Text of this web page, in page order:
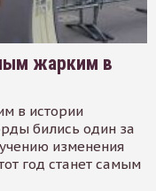
жарким в
в истории
бились один за
изменения
год станет самым